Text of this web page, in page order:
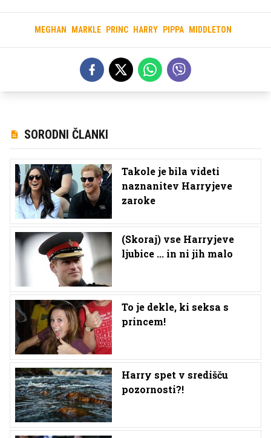
MEGHAN MARKLE PRINC HARRY PIPPA MIDDLETON
SORODNI ČLANKI
Takole je bila videti
naznanitev Harryjeve
zaroke
(Skoraj) vse Harryjeve
ljubice ... in ni jih malo
To je dekle, ki seksa s
princem!
Harry spet v središču
pozornosti?!